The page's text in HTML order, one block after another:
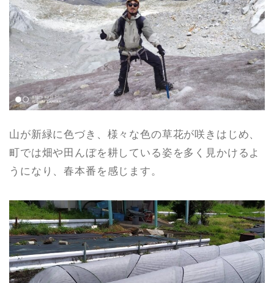
山が新緑に色づき、様々な色の草花が咲きはじめ、
町では畑や田んぼを耕している姿を多く見かけるよ
うになり、春本番を感じます。